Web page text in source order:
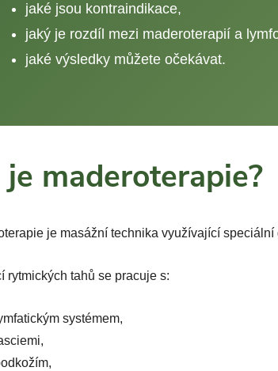
jaké jsou kontraindikace,
jaký je rozdíl mezi maderoterapií a
jaké výsledky můžete očekávat.
je maderoterapie?
je masážní technika využívající
rytmických tahů se pracuje s:
systémem,